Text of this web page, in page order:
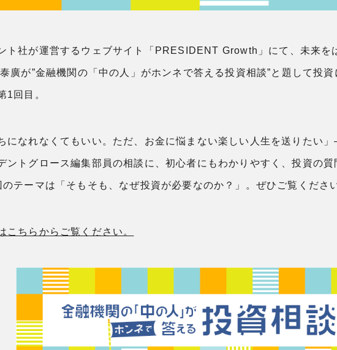
ト社が運営するウェブサイト「PRESIDENT Growth」にて、未来を
廣が”金融機関の「中の人」がホンネで答える投資相談”と題して投
1回目。
になれなくてもいい。ただ、お金に悩まない楽しい人生を送りたい
ントグロース編集部員の相談に、初心者にもわかりやすく、投資の
のテーマは「そもそも、なぜ投資が必要なのか？」。ぜひご覧くださ
こちらからご覧ください。